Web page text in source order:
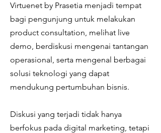
Virtuenet by Prasetia menjadi tempat
bagi pengunjung untuk melakukan
product consultation, melihat live
demo, berdiskusi mengenai tantangan
operasional, serta mengenal berbagai
solusi teknologi yang dapat
mendukung pertumbuhan bisnis.
Diskusi yang terjadi tidak hanya
berfokus pada digital marketing, tetapi